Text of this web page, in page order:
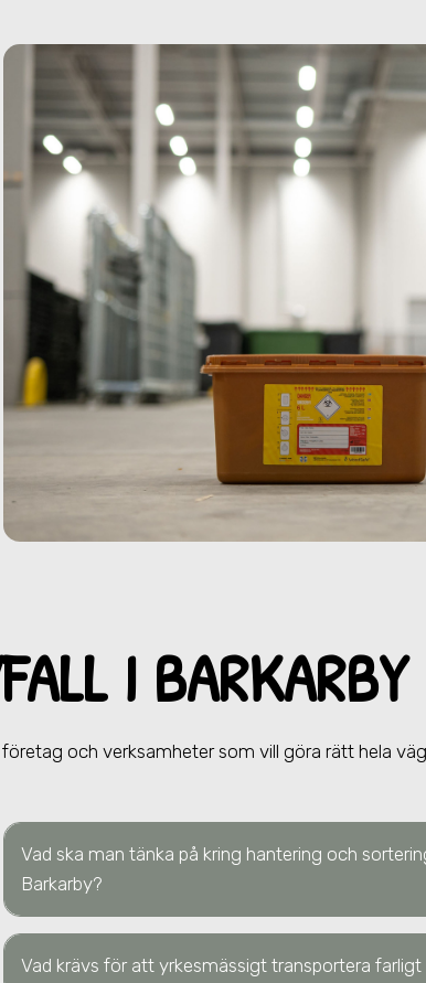
I BARKARBY
och verksamheter som vill göra rätt hela
Vad ska man tänka på kring hantering och
Barkarby?
Vad krävs för att yrkesmässigt transportera farligt